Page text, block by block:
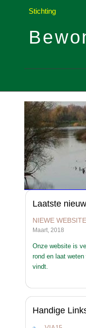
Stichting
Laatste
NIEWE WEBSITE
Maart, 2018
Onze website is
rond en laat
vindt.
Handige